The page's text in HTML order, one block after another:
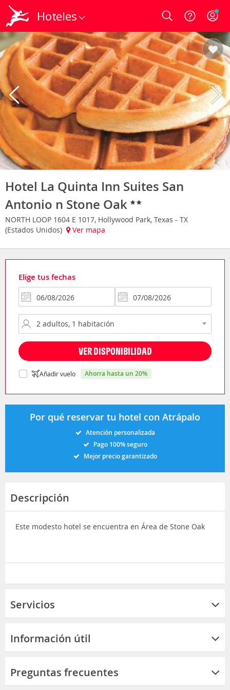
Hoteles Login
Hotel La Quinta Inn Suites San
Antonio n Stone Oak
NORTH LOOP 1604 E 1017, Hollywood Park, Texas - TX
(Estados Unidos)
Ver mapa
Elige tus fechas
VER DISPONIBILIDAD
Añadir vuelo ahorra hasta un 20%
Por qué reservar tu hotel con Atrápalo
Atención personalizada
Pago 100% seguro
Mejor precio garantizado
Descripción
Este modesto hotel se encuentra en Área de Stone Oak
Servicios
Información útil
Preguntas frecuentes